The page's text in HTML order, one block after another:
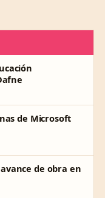
de Microsoft
de obra en